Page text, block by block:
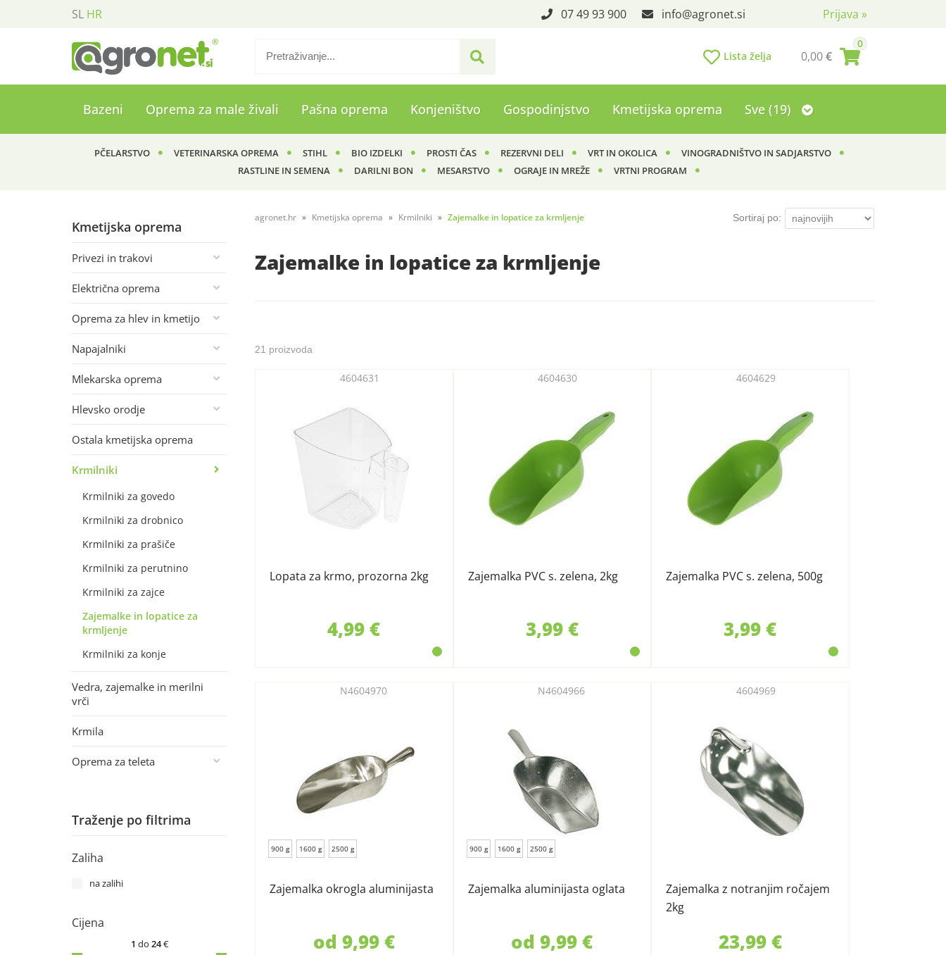
SL HR Prijava »
07 49 93 900 info agronet.si
0
0,00€
Lista želja
Bazeni Oprema za male živali Pašna oprema Konjeništvo Gospodinjstvo Kmetijska oprema Sve (19)
PČELARSTVO VETERINARSKA OPREMA STIHL BIO IZDELKI PROSTI ČAS REZERVNI DELI VRT IN OKOLICA
VINOGRADNIŠTVO IN SADJARSTVO
RASTLINE IN SEMENA
DARILNI BON MESARSTVO OGRAJE IN MREŽE VRTNI PROGRAM
Kmetijska oprema
Privezi in trakovi
Električna oprema
Oprema za hlev in kmetijo
Napajalniki
Mlekarska oprema
Hlevsko orodje
Ostala kmetijska oprema
Krmilniki
Krmilniki za govedo
Krmilniki za drobnico
Krmilniki za prašiče
Krmilniki za perutnino
Krmilniki za zajce
Zajemalke in lopatice za
krmljenje
Krmilniki za konje
Vedra, zajemalke in merilni
vrči
Krmila
Oprema za teleta
Traženje po filtrima
Zaliha
na zalihi
Cijena
1 do 24€
agronet.hr Kmetijska oprema Krmilniki Zajemalke in lopatice za krmljenje Sortiraj po:
Zajemalke in lopatice za krmljenje
21 proizvoda
Lopata za krmo, prozorna 2kg
4604631
4,99 €
Zajemalka PVC s. zelena, 2kg
4604630
3,99 €
Zajemalka PVC s. zelena, 500g
4604629
3,99 €
900 g 1600 g 2500 g
Zajemalka okrogla aluminijasta
N4604970
od 9,99 €
900 g 1600 g 2500 g
Zajemalka aluminijasta oglata
N4604966
od 9,99 €
Zajemalka z notranjim ročajem
2kg
4604969
23,99 €